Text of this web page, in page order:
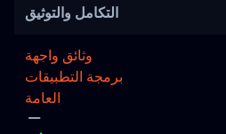
التكامل والتوثيق
وثائق واجهة
برمجة التطبيقات
العامة